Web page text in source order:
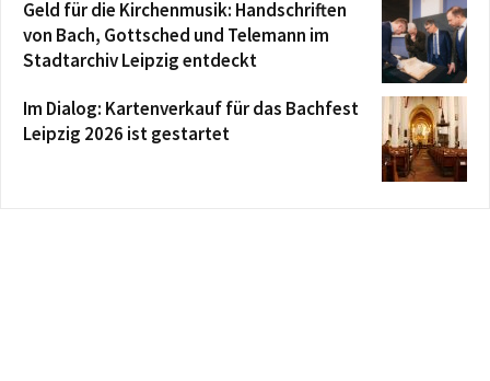
Geld für die Kirchenmusik: Handschriften
von Bach, Gottsched und Telemann im
Stadtarchiv Leipzig entdeckt
Im Dialog: Kartenverkauf für das Bachfest
Leipzig 2026 ist gestartet